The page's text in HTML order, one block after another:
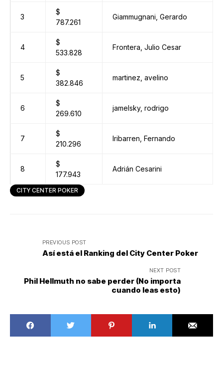
3
$
787.261
Giammugnani, Gerardo
4
$
533.828
Frontera, Julio Cesar
5
$
382.846
martinez, avelino
6
$
269.610
jamelsky, rodrigo
7
$
210.296
Iribarren, Fernando
8
$
177.943
Adrián Cesarini
CITY CENTER POKER
PREVIOUS POST
Así está el Ranking del City Center Poker
NEXT POST
Phil Hellmuth no sabe perder (No importa
cuando leas esto)